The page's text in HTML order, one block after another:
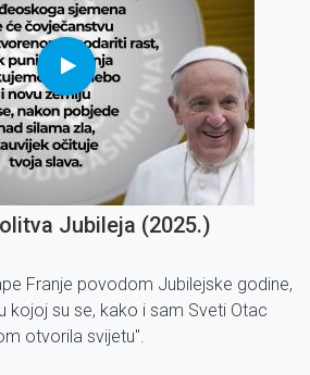
Jubileja (2025.)
Franje povodom Jubilejske godine,
kojoj su se, kako i sam Sveti Otac
otvorila svijetu''.